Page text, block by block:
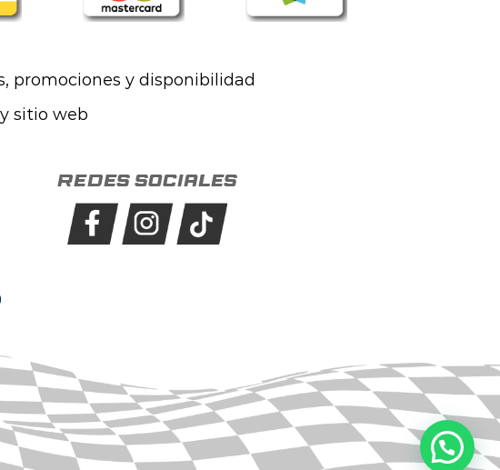
promociones y disponibilidad
sitio web
Redes sociales